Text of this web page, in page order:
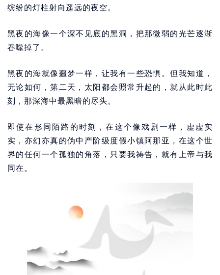
缤纷的灯柱射向遥远的夜空。
黑夜的海像一个深不见底的黑洞，把那微弱的光芒逐渐
吞噬掉了。
黑夜的海就像噩梦一样，让我有一些恐惧。但我知道，
无论如何，第二天，太阳都会照常升起的，就从此时此
刻，那深海中最黑暗的尽头。
即使在形同陌路的时刻，在这个像戏剧一样，虚虚实
实，亦幻亦真的伪中产阶级度假小镇阿那亚，在这个世
界的任何一个孤独的角落，只要我祷告，就有上帝与我
同在。